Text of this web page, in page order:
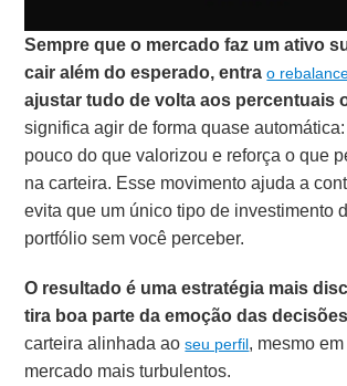
Sempre que o mercado faz um ativo
cair além do esperado, entrao
ajustar tudo de volta aos percentuais
significa agir de forma quase
pouco do que valorizou e reforça o que
na carteira. Esse movimento ajuda a
evita que um único tipo de investimento
portfólio sem você perceber.
O resultado é uma estratégia mais
tira boa parte da emoção das decisões
carteira alinhada aoseu perfil, mesmo
mercado mais turbulentos.